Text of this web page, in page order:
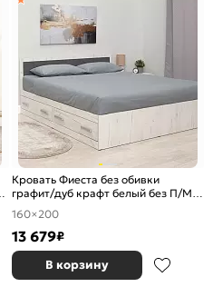
Кровать Фиеста без обивки
графит/дуб крафт белый без П/М
1600x2000, изголовье жесткое
160×200
13 679₽
В корзину